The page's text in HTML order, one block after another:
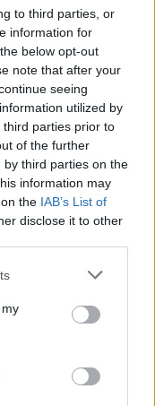
to third parties, or
information for
below opt-out
note that after your
seeing
utilized by
parties prior to
of the further
third parties on the
information may
the IAB’s List of
disclose it to other